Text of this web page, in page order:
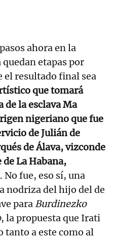
ahora en la
quedan etapas por
el resultado final sea
que tomará
la esclava Ma
nigeriano que fue
de Julián de
de Álava, vizconde
La Habana,
. No fue, eso sí, una
nodriza del hijo del de
para Burdinezko
, la propuesta que Irati
tanto a este como al